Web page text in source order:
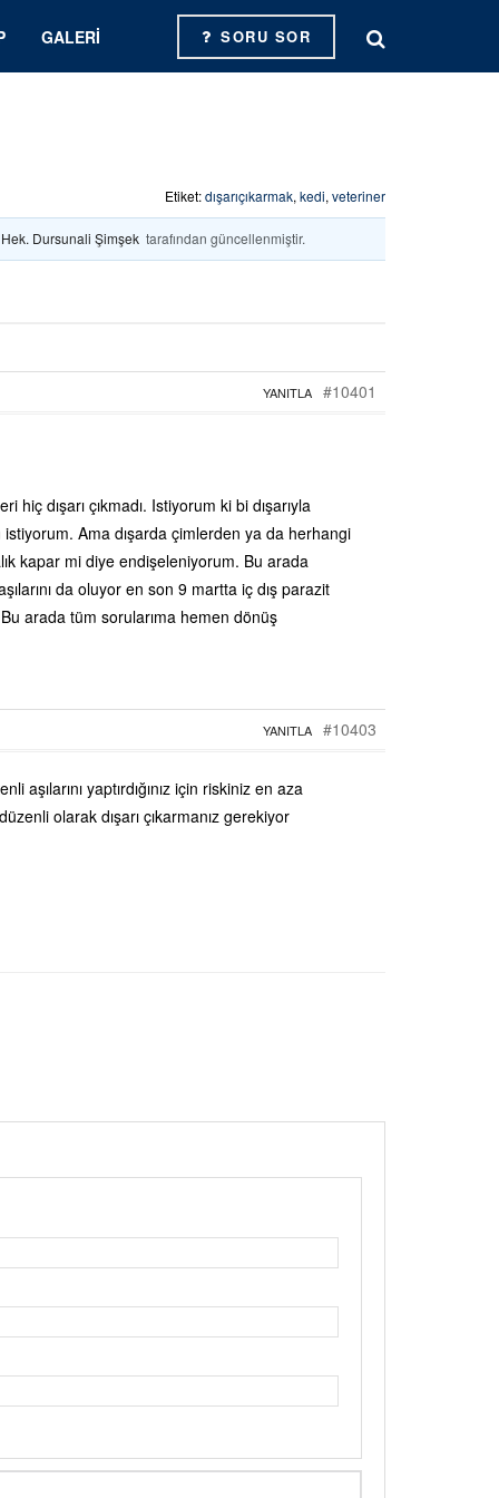
GALERI SORU SOR
Etiket:dışarıçıkarmak, kedi, veteriner
Dursunali Şimşek tarafından güncellenmiştir.
#10401
YANITLA
dışarı çıkmadı. Istiyorum ki bi dışarıyla
istiyorum. Ama dışarda çimlerden ya da herhangi
kapar mi diye endişeleniyorum. Bu arada
da oluyor en son 9 martta iç dış parazit
Bu arada tüm sorularıma hemen dönüş
#10403
YANITLA
aşılarını yaptırdığınız için riskiniz en aza
olarak dışarı çıkarmanız gerekiyor